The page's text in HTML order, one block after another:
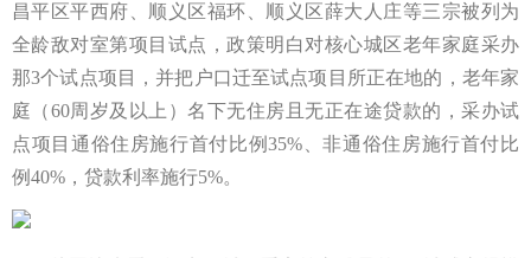
昌平区平西府、顺义区福环、顺义区薛大人庄等三宗被列为
全龄敌对室第项目试点，政策明白对核心城区老年家庭采办
那3个试点项目，并把户口迁至试点项目所正在地的，老年家
庭（60周岁及以上）名下无住房且无正在途贷款的，采办试
点项目通俗住房施行首付比例35%、非通俗住房施行首付比
例40%，贷款利率施行5%。